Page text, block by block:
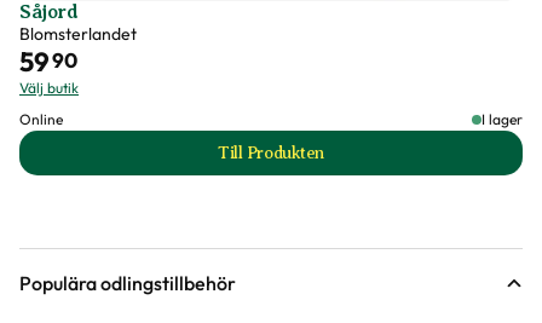
Såjord
Blomsterlandet
5990
Välj butik
Online
I lager
Till Produkten
till Såjord produktsida
Populära odlingstillbehör